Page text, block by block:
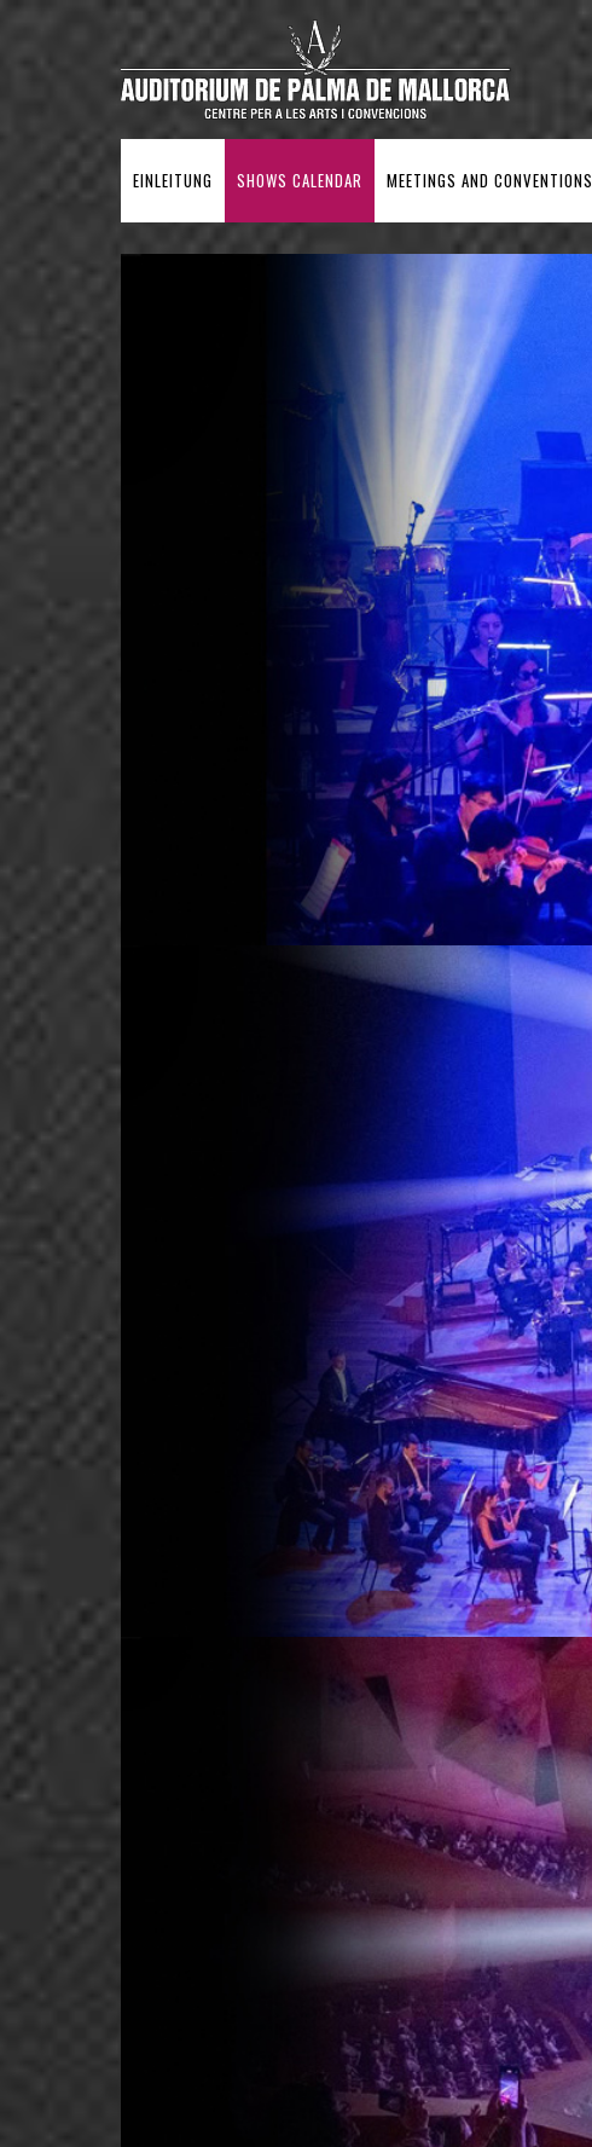
EINLEITUNG SHOWS CALENDAR MEETINGS AND CONVENTIONS